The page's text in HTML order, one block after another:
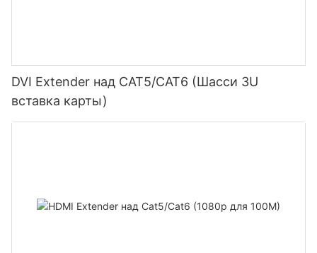
DVI Extender над CAT5/CAT6 (Шасси 3U
вставка карты)